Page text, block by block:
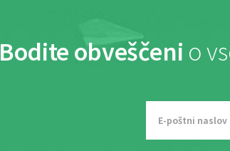
Bodite obveščeni o